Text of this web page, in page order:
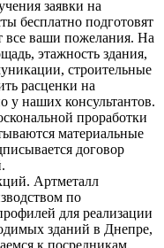
заявки на
бесплатно подготовят
все ваши пожелания. На
этажность здания,
строительные
расценки на
у наших консультантов.
проработки
материальные
договор
Артметалл
по
для реализации
зданий в Днепре,